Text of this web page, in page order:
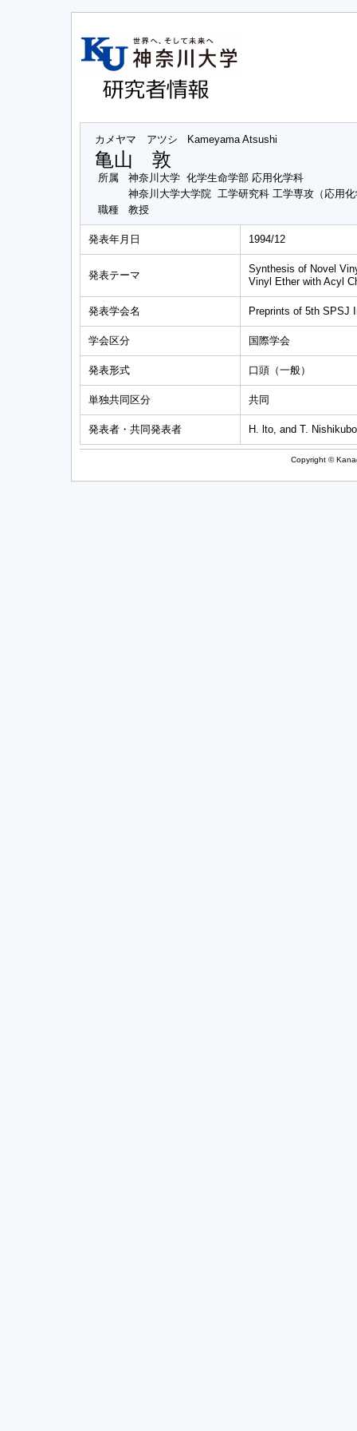
カメヤマ アツシ Kameyama Atsushi
亀山 敦
所属
神奈川大学 化学生命学部 応用化学科
神奈川大学大学院 工学研究科 工学専攻（応用
職種
教授
発表年月日 1994/12
発表テーマ
Synthesis of Novel
Vinyl Ether with Acyl
発表学会名 Preprints of 5th SPSJ
学会区分 国際学会
発表形式 口頭（一般）
単独共同区分 共同
発表者・共同発表者 H. lto, and T. Nishikubo
Copyright ©